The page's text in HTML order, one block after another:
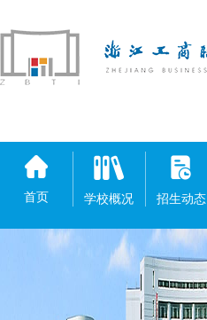
首页 学校概况 招生动态